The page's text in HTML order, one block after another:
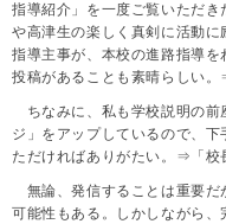
指導紹介」を一度ご覧いただ
や高津生の楽しく真剣に活動
指導主事が、本校の進路指導
投稿があることも素晴らしい
ちなみに、私も学校説明の前
ジ」をアップしているので、
ただければありがたい。⇒「校
無論、発信することは重要だ
可能性もある。しかしながら